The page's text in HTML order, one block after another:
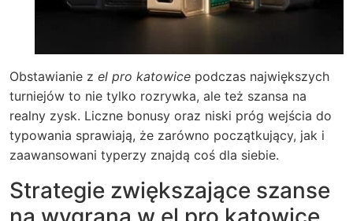
Obstawianie z el pro katowice podczas największych
turniejów to nie tylko rozrywka, ale też szansa na
realny zysk. Liczne bonusy oraz niski próg wejścia do
typowania sprawiają, że zarówno początkujący, jak i
zaawansowani typerzy znajdą coś dla siebie.
Strategie zwiększające szanse